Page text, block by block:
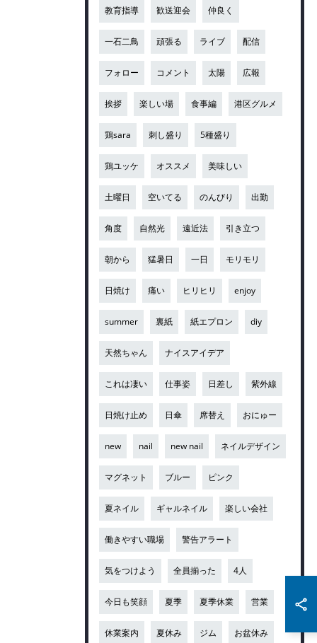
教育指導 歓送迎会 仲良く
一石二鳥 頑張る ライブ 配信
フォロー コメント 太陽 広報
挨拶 楽しい場 食事編 港区グルメ
鶏sara 刺し盛り 5種盛り
鶏ユッケ オススメ 美味しい
土曜日 空いてる のんびり 出勤
角度 自然光 遠近法 引き立つ
朝から 猛暑日 一日 モリモリ
日焼け 痛い ヒリヒリ enjoy
summer 裏紙 紙エプロン diy
天然ちゃん ナイスアイデア
これは凄い 仕事姿 日差し 紫外線
日焼け止め 日傘 席替え おにゅー
new nail new nail ネイルデザイン
マグネット ブルー ピンク
夏ネイル ギャルネイル 楽しい会社
働きやすい職場 警告アラート
気をつけよう 全員揃った 4人
今日も笑顔 夏季 夏季休業 営業
休業案内 夏休み ジム お盆休み